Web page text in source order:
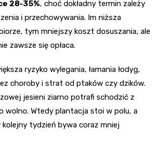
28-35%, choć dokładny termin zależy
i przechowywania. Im niższa
tym mniejszy koszt dosuszania, ale
zawsze się opłaca.
ryzyko wylegania, łamania łodyg,
choroby i strat od ptaków czy dzików.
jesieni ziarno potrafi schodzić z
wolno. Wtedy plantacja stoi w polu, a
kolejny tydzień bywa coraz mniej